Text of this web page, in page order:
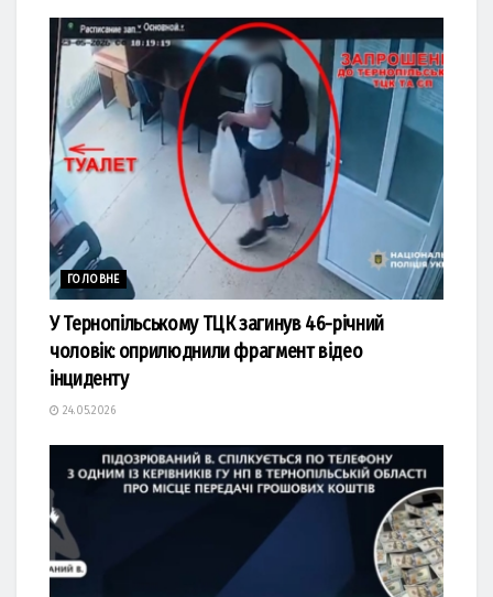
ГОЛОВНЕ
У Тернопільському ТЦК загинув 46-річний
чоловік: оприлюднили фрагмент відео
інциденту
24.05.2026